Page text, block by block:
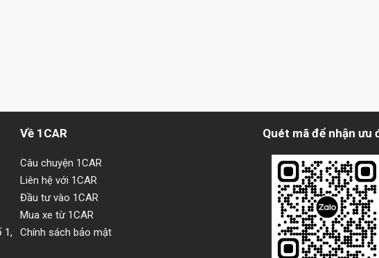
1,
Về 1CAR
Câu chuyện 1CAR
Liên hệ với 1CAR
Đầu tư vào 1CAR
Mua xe từ 1CAR
Chính sách bảo mật
Quét mã để nhận ưu